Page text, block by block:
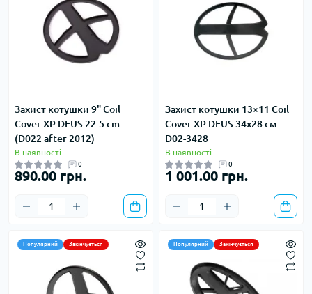
Захист котушки 9" Coil
Cover XP DEUS 22.5 cm
(D022 after 2012)
В наявності
0
890.00 грн.
Захист котушки 13×11 Coil
Cover XP DEUS 34x28 см
D02-3428
В наявності
0
1 001.00 грн.
Популярний Закінчується Популярний Закінчується